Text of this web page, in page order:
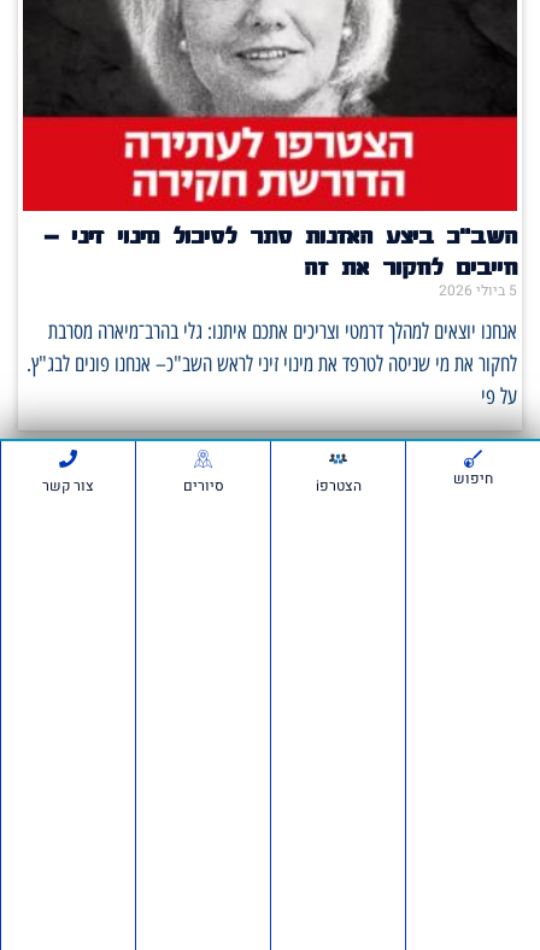
השב"כ ביצע האזנות סתר לסיכול מינוי זיני –
חייבים לחקור את זה
5 ביולי 2026
אנחנו יוצאים למהלך דרמטי וצריכים אתכם איתנו: גלי בהרב־מיארה מסרבת
לחקור את מי שניסה לטרפד את מינוי זיני לראש השב"כ– אנחנו פונים לבג"ץ.
על פי
חיפוש הצטרפi סיורים צור קשר